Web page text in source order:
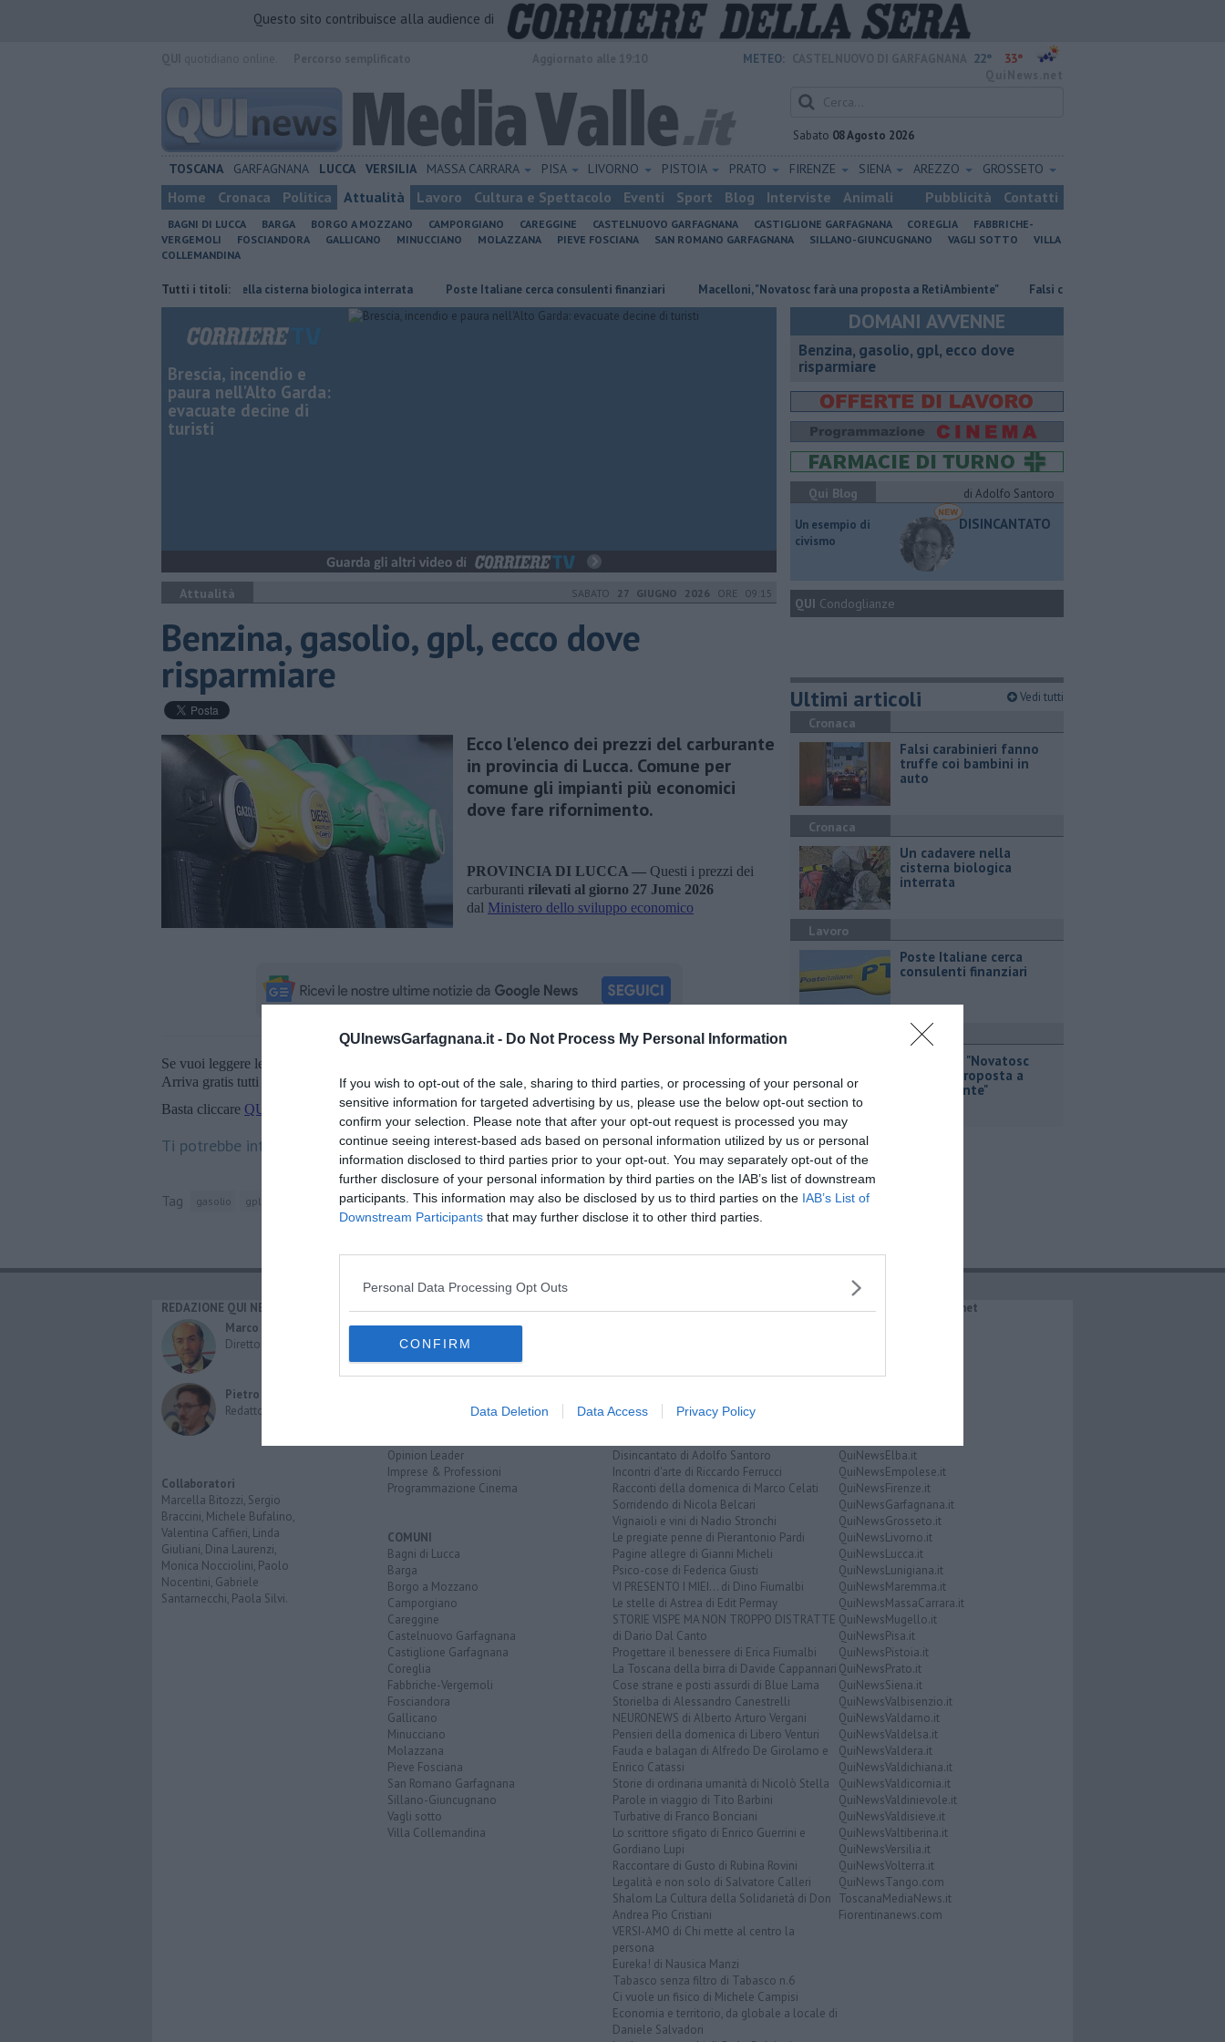
QUInewsGarfagnana.it - Do Not Process My Personal Information
If you wish to opt-out of the sale, sharing to third parties, or processing of your personal or
sensitive information for targeted advertising by us, please use the below opt-out section to
confirm your selection. Please note that after your opt-out request is processed you may
continue seeing interest-based ads based on personal information utilized by us or personal
information disclosed to third parties prior to your opt-out. You may separately opt-out of the
further disclosure of your personal information by third parties on the IAB’s list of downstream
participants. This information may also be disclosed by us to third parties on the IAB’s List of
Downstream Participants that may further disclose it to other third parties.
Personal Data Processing Opt Outs
CONFIRM
Data Deletion Data Access Privacy Policy
Questo sito contribuisce alla audience di
METEO: 22° 33°
Sabato 08 Agosto 2026
TOSCANA GARFAGNANA LUCCA VERSILIA MASSA CARRARA PISA LIVORNO PISTOIA PRATO FIRENZE SIENA AREZZO GROSSETO
Home Cronaca Politica Attualità Lavoro Cultura e Spettacolo Eventi Sport Blog Interviste Animali Pubblicità Contatti
BAGNI DI LUCCA BARGA BORGO A MOZZANO CAMPORGIANO CAREGGINE CASTELNUOVO GARFAGNANA CASTIGLIONE GARFAGNANA COREGLIA
FABBRICHE-
VERGEMOLI
FOSCIANDORA GALLICANO MINUCCIANO MOLAZZANA PIEVE FOSCIANA SAN ROMANO GARFAGNANA SILLANO-GIUNCUGNANO VAGLI SOTTO
VILLA
COLLEMANDINA
Tutti i titoli:
Un cadavere nella cisterna biologica interrata Poste Italiane cerca consulenti finanziari Macelloni, "Novatosc farà una proposta a RetiAmbiente" Falsi carabinieri fanno truffe coi bambini in
Brescia, incendio e
paura nell'Alto Garda:
evacuate decine di
turisti
Attualità SABATO 27 GIUGNO 2026 ORE 09:15
Benzina, gasolio, gpl, ecco dove
risparmiare
Ecco l'elenco dei prezzi del carburante
in provincia di Lucca. Comune per
comune gli impianti più economici
dove fare rifornimento.
PROVINCIA DI LUCCA — Questi i prezzi dei
carburanti rilevati al giorno 27 June 2026
dal Ministero dello sviluppo economico
Se vuoi leggere le notizie principali della Toscana iscriviti alla
Arriva gratis tutti i giorni alle 20:00 direttamente nella tua casella di posta.
Basta cliccare QUI
Ti potrebbe interessare anche:
Tag gasolio gpl provincia di lucca ministero dello sviluppo economico
DOMANI AVVENNE
​Benzina, gasolio, gpl, ecco dove
risparmiare
Qui Blog
di Adolfo Santoro
​Un esempio di
civismo
DISINCANTATO
QUI Condoglianze
Ultimi articoli Vedi tutti
Cronaca
Falsi carabinieri fanno
truffe coi bambini in
auto
Cronaca
Un cadavere nella
cisterna biologica
interrata
Lavoro
Poste Italiane cerca
consulenti finanziari
Macelloni, "Novatosc
farà una proposta a
RetiAmbiente"
REDAZIONE QUI NEWS
Marco Migli
Direttore Responsabile
Pietro Mattonai
Redattore
Collaboratori
Marcella Bitozzi, Sergio
Braccini, Michele Bufalino,
Valentina Caffieri, Linda
Giuliani, Dina Laurenzi,
Monica Nocciolini, Paolo
Nocentini, Gabriele
Santarnecchi, Paola Silvi.
CATEGORIE
Cronaca
Politica
Economia
Opinion Leader
Imprese & Professioni
Programmazione Cinema
COMUNI
Bagni di Lucca
Barga
Borgo a Mozzano
Camporgiano
Careggine
Castelnuovo Garfagnana
Castiglione Garfagnana
Coreglia
Fabbriche-Vergemoli
Fosciandora
Gallicano
Minucciano
Molazzana
Pieve Fosciana
San Romano Garfagnana
Sillano-Giuncugnano
Vagli sotto
Villa Collemandina
RUBRICHE
Archivio Notizie
Toscani in TV
Disincantato di Adolfo Santoro
Incontri d'arte di Riccardo Ferrucci
Racconti della domenica di Marco Celati
Sorridendo di Nicola Belcari
Vignaioli e vini di Nadio Stronchi
Le pregiate penne di Pierantonio Pardi
Pagine allegre di Gianni Micheli
Psico-cose di Federica Giusti
VI PRESENTO I MIEI... di Dino Fiumalbi
Le stelle di Astrea di Edit Permay
STORIE VISPE MA NON TROPPO DISTRATTE
di Dario Dal Canto
Progettare il benessere di Erica Fiumalbi
La Toscana della birra di Davide Cappannari
Cose strane e posti assurdi di Blue Lama
Storielba di Alessandro Canestrelli
NEURONEWS di Alberto Arturo Vergani
Pensieri della domenica di Libero Venturi
Fauda e balagan di Alfredo De Girolamo e
Enrico Catassi
Storie di ordinaria umanità di Nicolò Stella
Parole in viaggio di Tito Barbini
Turbative di Franco Bonciani
Lo scrittore sfigato di Enrico Guerrini e
Gordiano Lupi
Raccontare di Gusto di Rubina Rovini
Legalità e non solo di Salvatore Calleri
Shalom La Cultura della Solidarietà di Don
Andrea Pio Cristiani
VERSI-AMO di Chi mette al centro la
persona
Eureka! di Nausica Manzi
Tabasco senza filtro di Tabasco n.6
Ci vuole un fisico di Michele Campisi
Economia e territorio, da globale a locale di
Daniele Salvadori
IL NETWORK QuiNews.net
QuiNewsArezzo.it
QuiNewsElba.it
QuiNewsEmpolese.it
QuiNewsFirenze.it
QuiNewsGarfagnana.it
QuiNewsGrosseto.it
QuiNewsLivorno.it
QuiNewsLucca.it
QuiNewsLunigiana.it
QuiNewsMaremma.it
QuiNewsMassaCarrara.it
QuiNewsMugello.it
QuiNewsPisa.it
QuiNewsPistoia.it
QuiNewsPrato.it
QuiNewsSiena.it
QuiNewsValbisenzio.it
QuiNewsValdarno.it
QuiNewsValdelsa.it
QuiNewsValdera.it
QuiNewsValdichiana.it
QuiNewsValdicornia.it
QuiNewsValdinievole.it
QuiNewsValdisieve.it
QuiNewsValtiberina.it
QuiNewsVersilia.it
QuiNewsVolterra.it
QuiNewsTango.com
ToscanaMediaNews.it
Fiorentinanews.com